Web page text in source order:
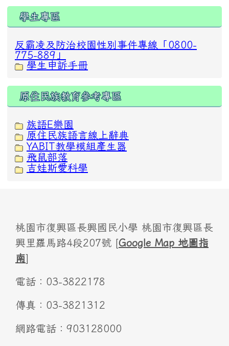
學生專區
反霸凌及防治校園性別事件專線「0800-
775-889」
學生申訴手冊
原住民族教育參考專區
族語E樂園
原住民族語言線上辭典
YABIT教學模組產生器
飛鼠部落
吉娃斯愛科學
桃園市復興區長興國民小學 桃園市復興區長
興里羅馬路4段207號 [Google Map 地圖指
南]
電話：03-3822178
傳真：03-3821312
網路電話：903128000